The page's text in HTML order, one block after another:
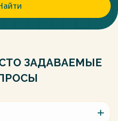
ЗАДАВАЕМЫЕ